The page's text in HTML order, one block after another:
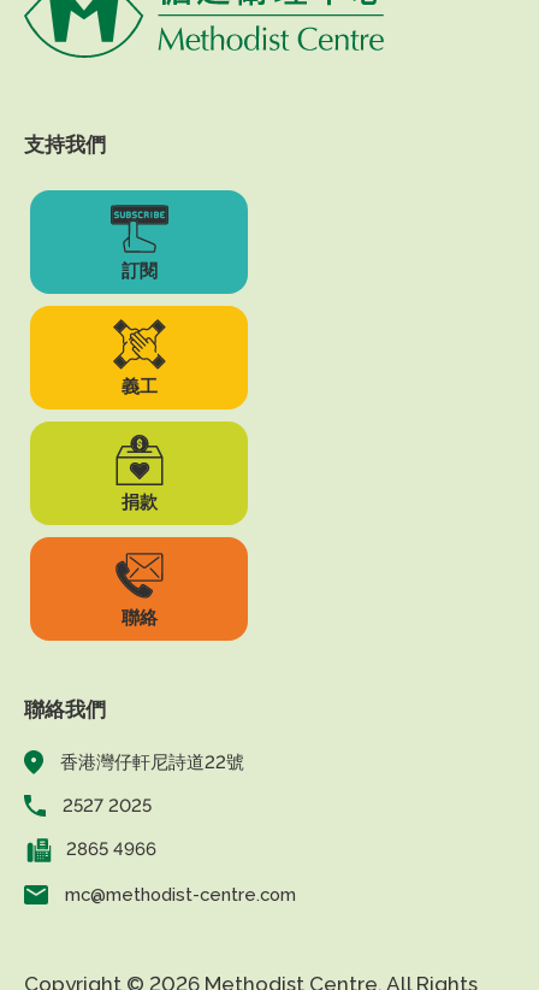
支持我們
訂閱
義工
捐款
聯絡
聯絡我們
香港灣仔軒尼詩道22號
2527 2025
2865 4966
mc@methodist-centre.com
Copyright © 2026 Methodist Centre. All Rights